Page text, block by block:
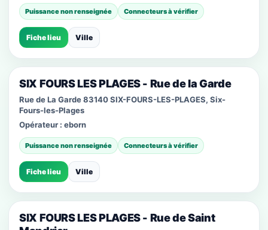
Puissance non renseignée Connecteurs à vérifier
Fiche lieu Ville
SIX FOURS LES PLAGES - Rue de la Garde
Rue de La Garde 83140 SIX-FOURS-LES-PLAGES, Six-
Fours-les-Plages
Opérateur : eborn
Puissance non renseignée Connecteurs à vérifier
Fiche lieu Ville
SIX FOURS LES PLAGES - Rue de Saint